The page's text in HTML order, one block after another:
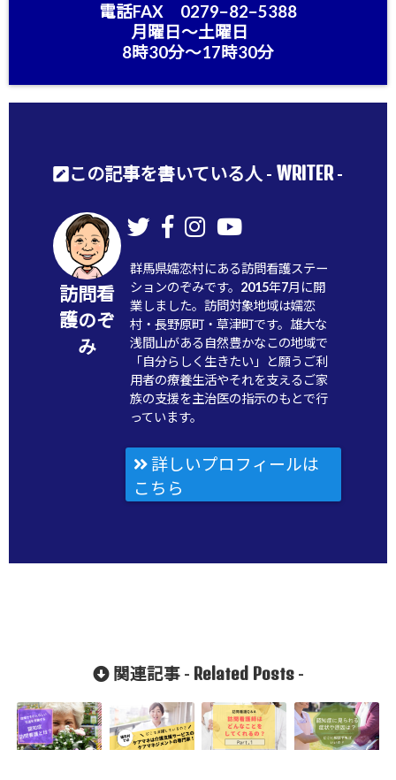
電話FAX 0279−82−5388
月曜日〜土曜日
8時30分〜17時30分
この記事を書いている人 - WRITER-
訪問看
護のぞ
み
群馬県嬬恋村にある訪問看護ステー
ションのぞみです。2015年7月に開
業しました。訪問対象地域は嬬恋
村・長野原町・草津町です。雄大な
浅間山がある自然豊かなこの地域で
「自分らしく生きたい」と願うご利
用者の療養生活やそれを支えるご家
族の支援を主治医の指示のもとで行
っています。
詳しいプロフィールは
こちら
関連記事 - Related Posts-